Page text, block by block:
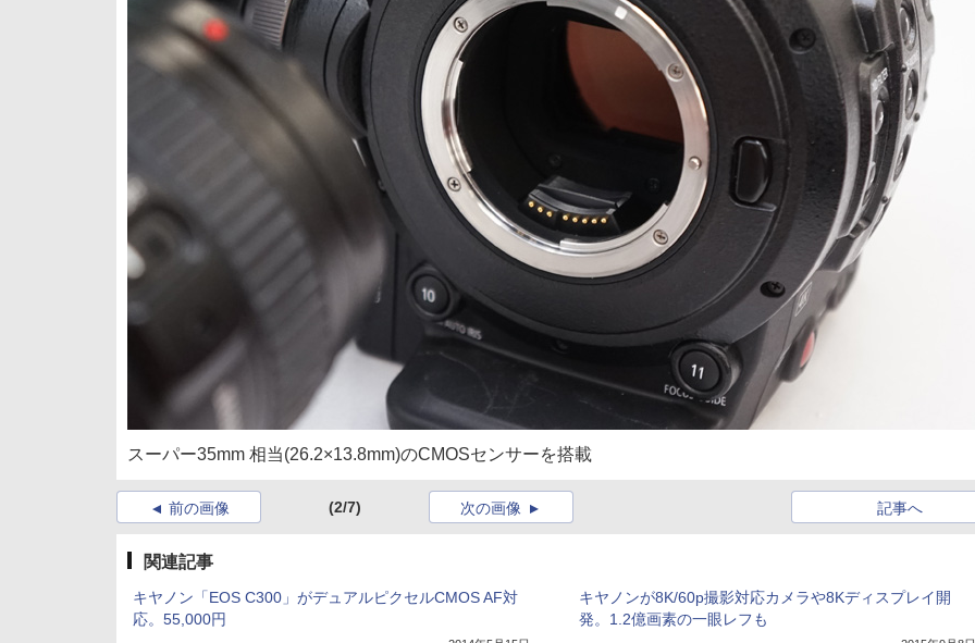
スーパー35mm 相当(26.2×13.8mm)のCMOSセンサーを搭載
前の画像 (2/7) 記事へ
次の画像
関連記事
キヤノン「EOS C300」がデュアルピクセルCMOS AF対
応。55,000円
キヤノンが8K/60p撮影対応カメラや8Kディスプレイ開
発。1.2億画素の一眼レフも